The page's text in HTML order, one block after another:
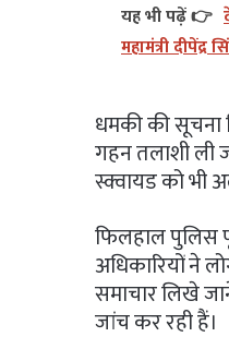
यह भी पढ़ें 👉
महामंत्री दीपेंद्र
धमकी की सूचना
गहन तलाशी ली
स्क्वायड को भी
फिलहाल पुलिस
अधिकारियों ने
समाचार लिखे
जांच कर रही हैं।